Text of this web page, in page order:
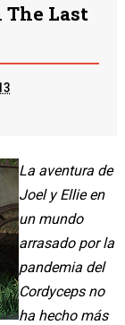
The Last
La aventura de
Joel y Ellie en
un mundo
arrasado por la
pandemia del
Cordyceps no
ha hecho más